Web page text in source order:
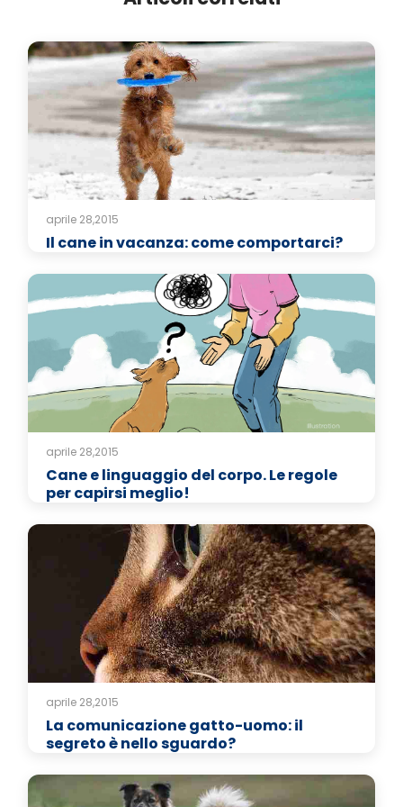
aprile 28,2015
Il cane in vacanza: come comportarci?
aprile 28,2015
Cane e linguaggio del corpo. Le regole
per capirsi meglio!
aprile 28,2015
La comunicazione gatto-uomo: il
segreto è nello sguardo?